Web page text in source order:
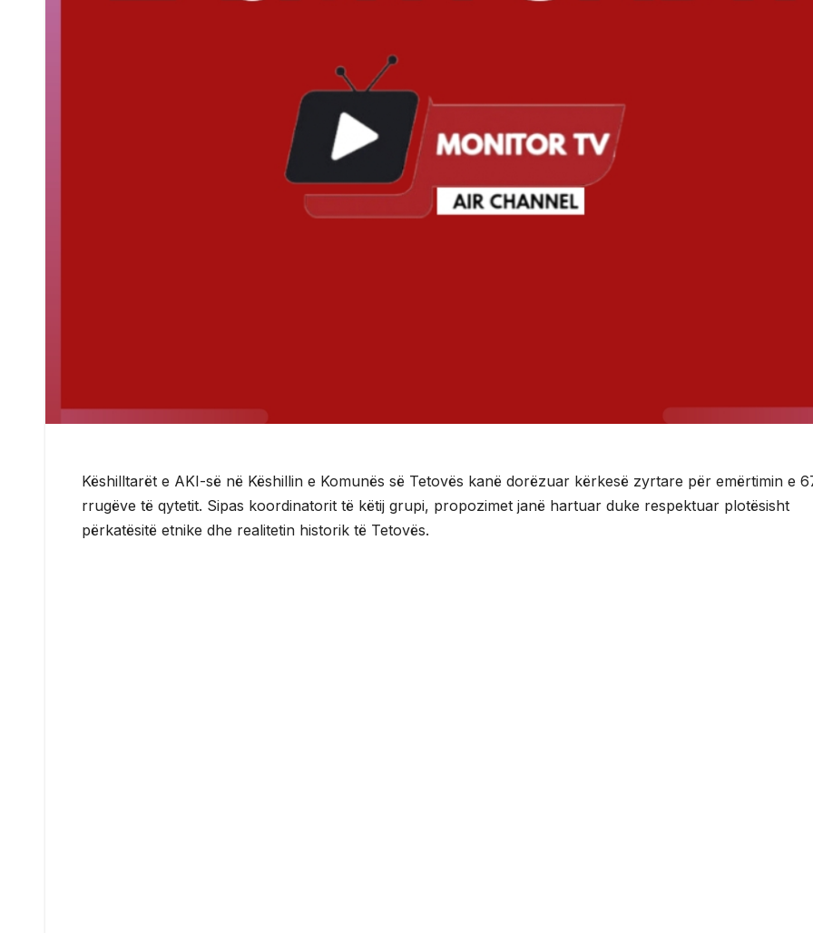
Këshilltarët e AKI-së në Këshillin e Komunës së Tetovës kanë dorëzuar kërkesë zyrtare për emërtimin e
rrugëve të qytetit. Sipas koordinatorit të këtij grupi, propozimet janë hartuar duke respektuar plotësisht
përkatësitë etnike dhe realitetin historik të Tetovës.